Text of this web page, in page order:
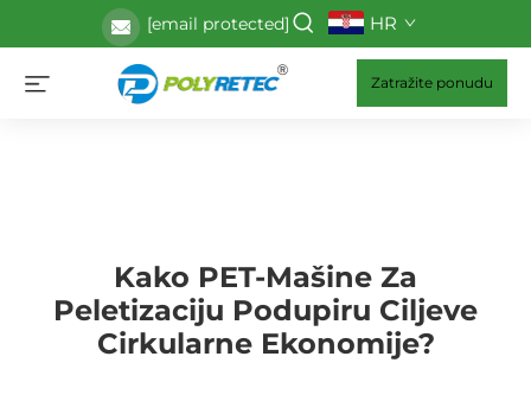
[email protected] HR
Zatražite ponudu
Kako PET-Mašine Za
Peletizaciju Podupiru Ciljeve
Cirkularne Ekonomije?